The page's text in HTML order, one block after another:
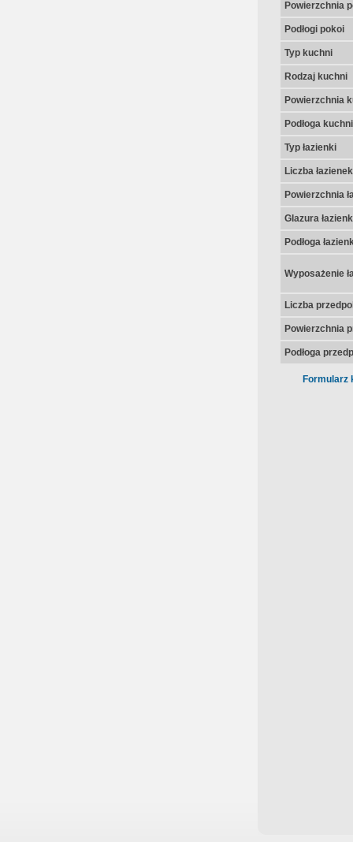
Powierzchnia
Podłogi pokoi
Typ kuchni
Rodzaj kuchni
Powierzchnia
Podłoga kuchni
Typ łazienki
Liczba łazienek
Powierzchnia
Glazura
Podłoga
Wyposażenie
Liczba
Powierzchnia
Podłoga
Formularz